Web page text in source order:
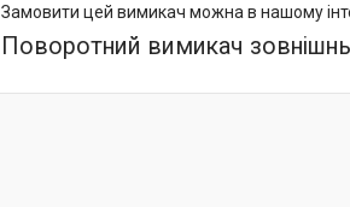
Замовити цей вимикач можна в нашому
Поворотний вимикач